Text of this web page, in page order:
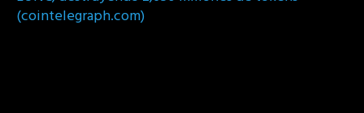
(cointelegraph.com)